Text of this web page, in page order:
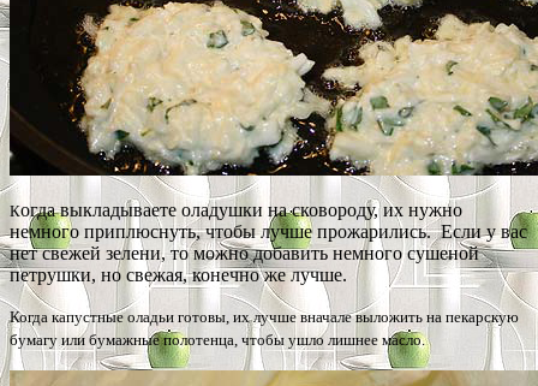
Когда выкладываете оладушки на сковороду, их нужно
немного приплюснуть, чтобы лучше прожарились. Если у вас
нет свежей зелени, то можно добавить немного сушеной
петрушки, но свежая, конечно же лучше.
Когда капустные оладьи готовы, их лучше вначале выложить на пекарскую
бумагу или бумажные полотенца, чтобы ушло лишнее масло.